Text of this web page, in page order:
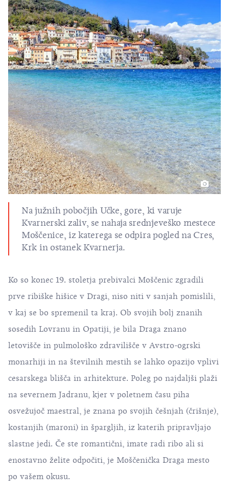
Na južnih pobočjih Učke, gore, ki varuje
Kvarnerski zaliv, se nahaja srednjeveško mestece
Moščenice, iz katerega se odpira pogled na Cres,
Krk in ostanekKvarnerja.
Ko so konec 19. stoletja prebivalci Moščenic zgradili
prve ribiške hišice v Dragi, niso niti v sanjah pomislili,
v kaj se bo spremenil ta kraj. Ob svojih bolj znanih
sosedih Lovranu in Opatiji, je bila Draga znano
letovišče in pulmološko zdravilišče v Avstro-ogrski
monarhiji in na številnih mestih se lahko opazijo vplivi
cesarskega blišča in arhitekture. Poleg po najdaljši plaži
na severnem Jadranu, kjer v poletnem času piha
osvežujoč maestral, je znana po svojih češnjah (črišnje),
kostanjih (maroni) in špargljih, iz katerih pripravljajo
slastne jedi. Če ste romantični, imate radi ribo ali si
enostavno želite odpočiti, je Moščenička Draga mesto
po vašem okusu.